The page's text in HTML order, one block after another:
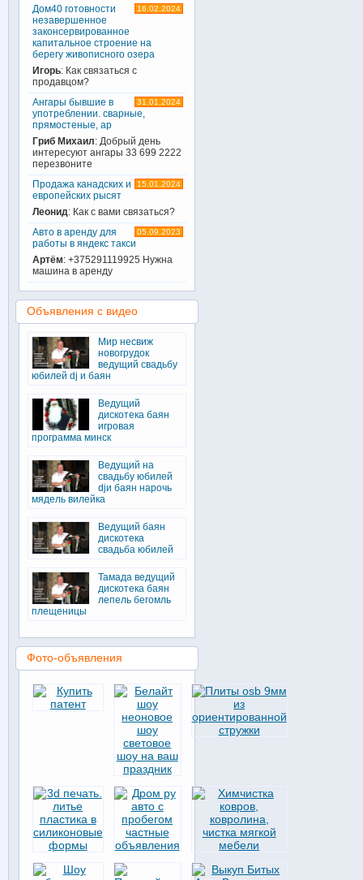
16.02.2024
Дом40 готовности
незавершенное
законсервированное
капитальное строение на
берегу живописного озера
Игорь: Как связаться с
продавцом?
31.01.2024
Ангары бывшие в
употреблении. сварные,
прямостеные, ар
Гриб Михаил: Добрый день
интересуют ангары 33 699 2222
перезвоните
15.01.2024
Продажа канадских и
европейских рысят
Леонид: Как с вами связаться?
05.09.2023
Авто в аренду для
работы в яндекс такси
Артём: +375291119925 Нужна
машина в аренду
Объявления с видео
Мир несвиж
новогрудок
ведущий свадьбу
юбилей dj и баян
Ведущий
дискотека баян
игровая
программа минск
Ведущий на
свадьбу юбилей
djи баян нарочь
мядель вилейка
Ведущий баян
дискотека
свадьба юбилей
Тамада ведущий
дискотека баян
лепель бегомль
плещеницы
Фото-объявления